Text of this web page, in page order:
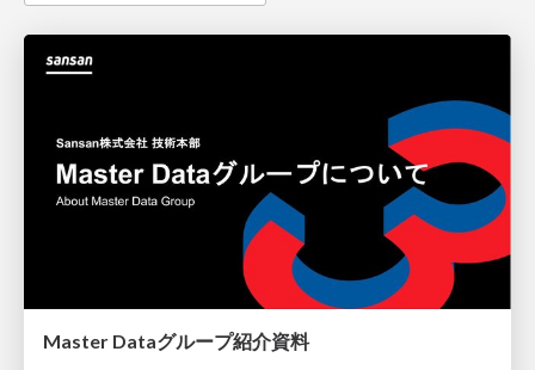
Master Dataグループ紹介資料